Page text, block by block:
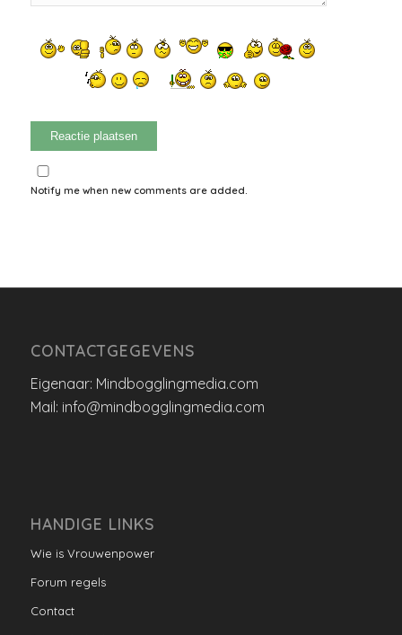
Notify me when new comments are added.
CONTACTGEGEVENS
Eigenaar: Mindbogglingmedia.com
Mail: info@mindbogglingmedia.com
HANDIGE LINKS
Wie is Vrouwenpower
Forum regels
Contact